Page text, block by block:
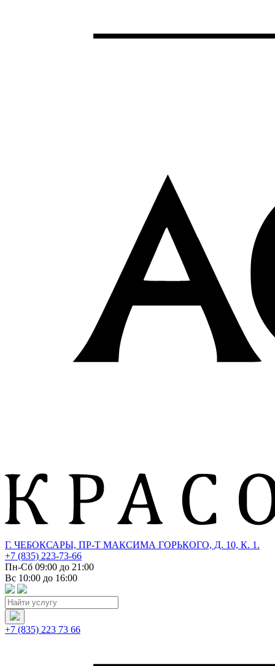
Г. ЧЕБОКСАРЫ, ПР-Т МАКСИМА ГОРЬКОГО, Д. 10, К. 1.
+7 (835) 223-73-66
Пн-Сб 09:00 до 21:00
Вс 10:00 до 16:00
+7 (835) 223 73 66